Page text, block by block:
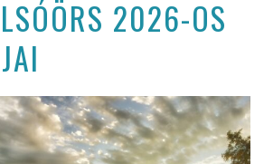
2026-OS